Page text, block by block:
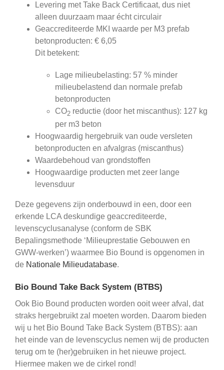
Levering met Take Back Certificaat, dus niet
alleen duurzaam maar écht circulair
Geaccrediteerde MKI waarde per M3 prefab
betonproducten: € 6,05
Dit betekent:
Lage milieubelasting: 57 % minder
milieubelastend dan normale prefab
betonproducten
CO2 reductie (door het miscanthus): 127 kg
per m3 beton
Hoogwaardig hergebruik van oude versleten
betonproducten en afvalgras (miscanthus)
Waardebehoud van grondstoffen
Hoogwaardige producten met zeer lange
levensduur
Deze gegevens zijn onderbouwd in een, door een
erkende LCA deskundige geaccrediteerde,
levenscyclusanalyse (conform de SBK
Bepalingsmethode ‘Milieuprestatie Gebouwen en
GWW-werken’) waarmee Bio Bound is opgenomen in
de Nationale Milieudatabase.
Bio Bound Take Back System (BTBS)
Ook Bio Bound producten worden ooit weer afval, dat
straks hergebruikt zal moeten worden. Daarom bieden
wij u het Bio Bound Take Back System (BTBS): aan
het einde van de levenscyclus nemen wij de producten
terug om te (her)gebruiken in het nieuwe project.
Hiermee maken we de cirkel rond!